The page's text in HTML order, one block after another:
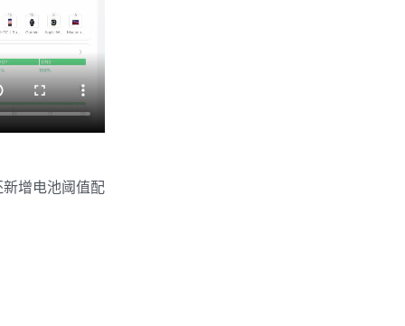
新增电池阈值配